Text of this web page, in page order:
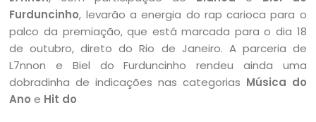
Furduncinho, levarão a energia do rap carioca para o
palco da premiação, que está marcada para o dia 18
de outubro, direto do Rio de Janeiro. A parceria de
L7nnon e Biel do Furduncinho rendeu ainda uma
dobradinha de indicações nas categorias Música do
Ano e Hit do